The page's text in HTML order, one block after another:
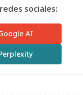
sociales:
AI